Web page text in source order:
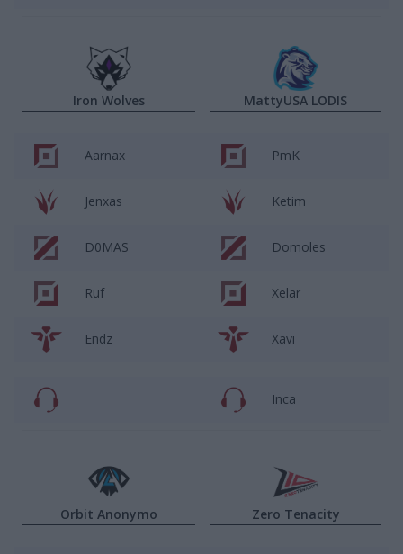
Iron Wolves MattyUSA LODIS
Aarnax PmK
Jenxas Ketim
D0MAS Domoles
Ruf Xelar
Endz Xavi
Inca
Orbit Anonymo Zero Tenacity